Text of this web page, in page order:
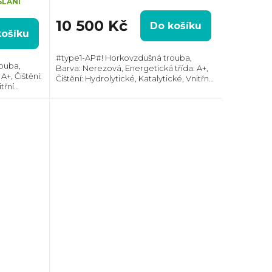
Čištění:
Gril ,
10 500 Kč Do košíku
#type1-AP#! Horkovzdušná trouba,
Barva: Nerezová, Energetická třída: A+,
Čištění: Hydrolytické, Katalytické, Vnitřní
Rozměry (VxŠxH): 595x594x548 mm,